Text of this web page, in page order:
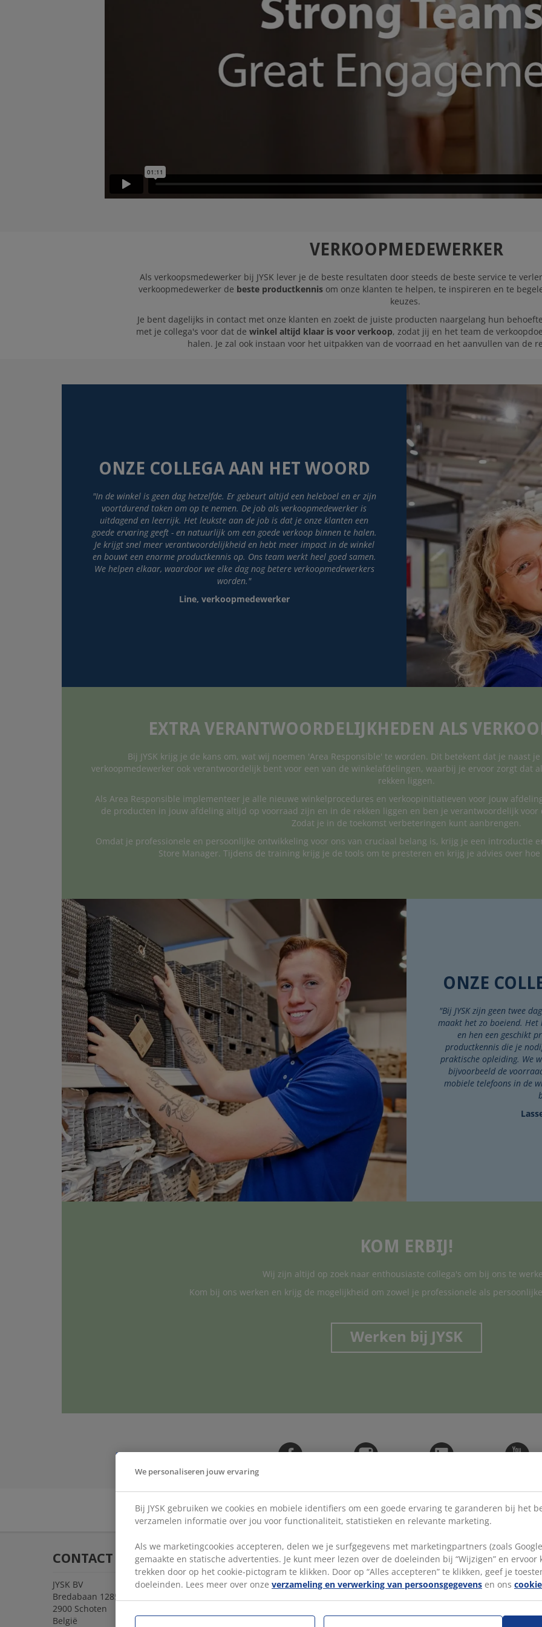
VERKOOPMEDEWERKER
Als verkoopsmedewerker bij JYSK lever je de beste resultaten door steeds de beste service te
verkoopmedewerker de beste productkennis om onze klanten te helpen, te inspireren en te
keuzes.
Je bent dagelijks in contact met onze klanten en zoekt de juiste producten naargelang hun
met je collega's voor dat de winkel altijd klaar is voor verkoop, zodat jij en het team de
halen. Je zal ook instaan voor het uitpakken van de voorraad en het aanvullen van de
ONZE COLLEGA AAN HET WOORD
"In de winkel is geen dag hetzelfde. Er gebeurt altijd een heleboel en er zijn
voortdurend taken om op te nemen. De job als verkoopmedewerker is
uitdagend en leerrijk. Het leukste aan de job is dat je onze klanten een
goede ervaring geeft - en natuurlijk om een goede verkoop binnen te halen.
Je krijgt snel meer verantwoordelijkheid en hebt meer impact in de winkel
en bouwt een enorme productkennis op. Ons team werkt heel goed samen.
We helpen elkaar, waardoor we elke dag nog betere verkoopmedewerkers
worden."
Line, verkoopmedewerker
EXTRA VERANTWOORDELIJKHEDEN ALS
Bij JYSK krijg je de kans om, wat wij noemen 'Area Responsible' te worden. Dit betekent dat je naast
verkoopmedewerker ook verantwoordelijk bent voor een van de winkelafdelingen, waarbij je ervoor zorgt dat
rekken liggen.
Als Area Responsible implementeer je alle nieuwe winkelprocedures en verkoopinitiatieven voor jouw
de producten in jouw afdeling altijd op voorraad zijn en in de rekken liggen en ben je verantwoordelijk voor
Zodat je in de toekomst verbeteringen kunt aanbrengen.
Omdat je professionele en persoonlijke ontwikkeling voor ons van cruciaal belang is, krijg je een introductie
Store Manager. Tijdens de training krijg je de tools om te presteren en krijg je advies over
ONZE
"Bij JYSK zijn geen twee
maakt het zo boeiend.
en hen een geschikt
productkennis die je
praktische opleiding. We
bijvoorbeeld de
mobiele telefoons in de
KOM ERBIJ!
Wij zijn altijd op zoek naar enthousiaste collega's om bij ons te
Kom bij ons werken en krijg de mogelijkheid om zowel je professionele als
Werken bij JYSK
CONTACT
JYSK BV
Bredabaan 1285 C
2900 Schoten
België
CATEGORIEËN
Student bij JYSK
Magazijn Verantwoordelijke
We personaliseren jouw ervaring
Bij JYSK gebruiken we cookies en mobiele identifiers om een goede ervaring te garanderen bij het
verzamelen informatie over jou voor functionaliteit, statistieken en relevante marketing.
Als we marketingcookies accepteren, delen we je surfgegevens met marketingpartners (zoals
gemaakte en statische advertenties. Je kunt meer lezen over de doeleinden bij “Wijzigen” en
trekken door op het cookie-pictogram te klikken. Door op “Alles accepteren” te klikken, geef je
doeleinden. Lees meer over onze verzameling en verwerking van persoonsgegevens en ons